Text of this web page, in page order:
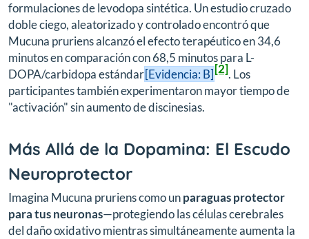
formulaciones de levodopa sintética. Un estudio cruzado
doble ciego, aleatorizado y controlado encontró que
Mucuna pruriens alcanzó el efecto terapéutico en 34,6
minutos en comparación con 68,5 minutos para L-
DOPA/carbidopa estándar[Evidencia: B][2]. Los
participantes también experimentaron mayor tiempo de
"activación" sin aumento de discinesias.
Más Allá de la Dopamina: El Escudo
Neuroprotector
Imagina Mucuna pruriens como unparaguas protector
para tus neuronas—protegiendo las células cerebrales
del daño oxidativo mientras simultáneamente aumenta la